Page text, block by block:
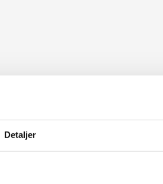
Detaljer
og hæld vand
lidt salt og